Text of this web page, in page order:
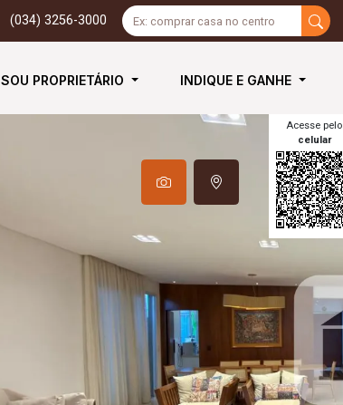
(034) 3256-3000
SOU PROPRIETÁRIO INDIQUE E GANHE
Acesse pelo
celular